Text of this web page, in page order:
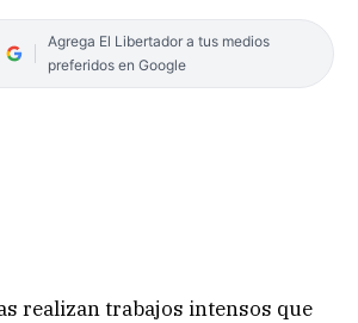
Agrega El Libertador a tus medios
preferidos en Google
realizan trabajos intensos que